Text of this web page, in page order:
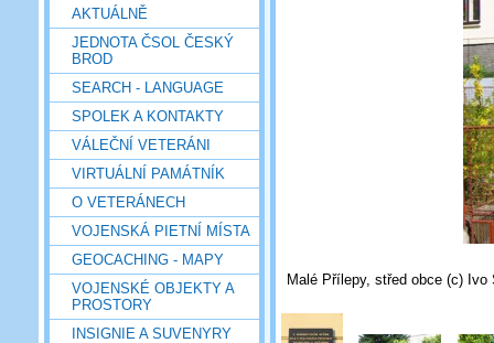
AKTUÁLNĚ
JEDNOTA ČSOL ČESKÝ
BROD
SEARCH - LANGUAGE
SPOLEK A KONTAKTY
VÁLEČNÍ VETERÁNI
VIRTUÁLNÍ PAMÁTNÍK
O VETERÁNECH
VOJENSKÁ PIETNÍ MÍSTA
GEOCACHING - MAPY
VOJENSKÉ OBJEKTY A
PROSTORY
INSIGNIE A SUVENYRY
Malé Přílepy, střed obce (c)